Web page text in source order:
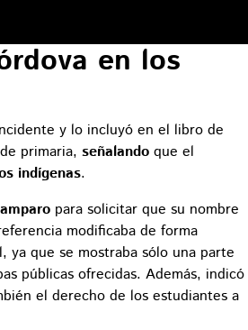
en los
y lo incluyó en el libro de
primaria, señalando que el
indígenas.
para solicitar que su nombre
modificaba de forma
ya que se mostraba sólo una parte
públicas ofrecidas. Además, indicó
el derecho de los estudiantes a